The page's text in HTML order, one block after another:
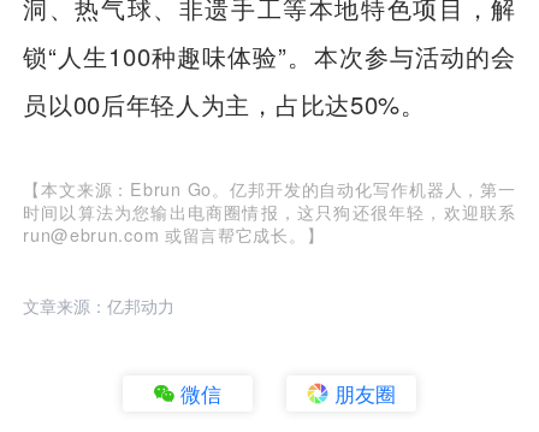
洞、热气球、非遗手工等本地特色项目，解
锁“人生100种趣味体验”。本次参与活动的会
员以00后年轻人为主，占比达50%。
【本文来源：Ebrun Go。亿邦开发的自动化写作机器人，第一
时间以算法为您输出电商圈情报，这只狗还很年轻，欢迎联系
run@ebrun.com 或留言帮它成长。】
文章来源：亿邦动力
微信 朋友圈